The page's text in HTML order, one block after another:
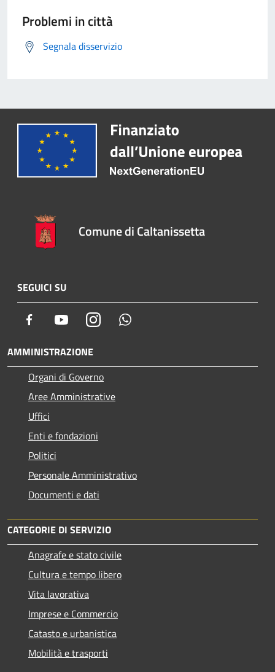
Problemi in città
Segnala disservizio
Comune di Caltanissetta
SEGUICI SU
Facebook YoutubeInstagram
AMMINISTRAZIONE
Organi di Governo
Aree Amministrative
Uffici
Enti e fondazioni
Politici
Personale Amministrativo
Documenti e dati
CATEGORIE DI SERVIZIO
Anagrafe e stato civile
Cultura e tempo libero
Vita lavorativa
Imprese e Commercio
Catasto e urbanistica
Mobilità e trasporti